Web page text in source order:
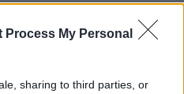
Process My Personal
sharing to third parties, or